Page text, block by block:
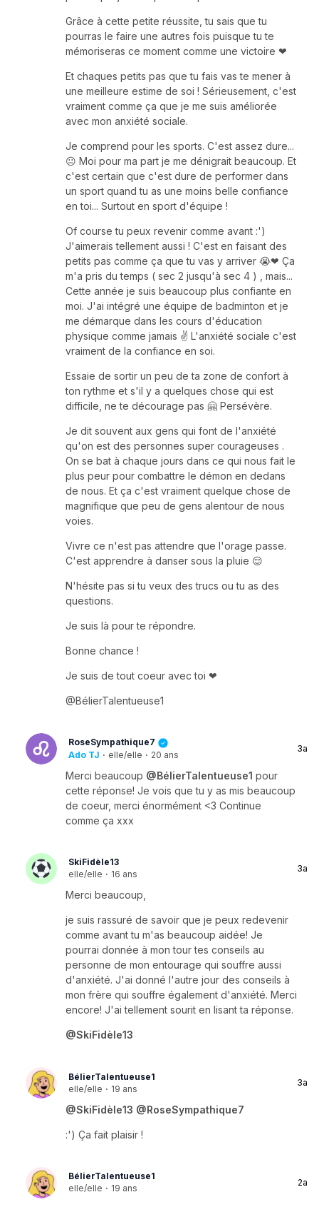
Grâce à cette petite réussite, tu sais que tu
pourras le faire une autres fois puisque tu te
mémoriseras ce moment comme une victoire ❤
Et chaques petits pas que tu fais vas te mener à
une meilleure estime de soi ! Sérieusement, c'est
vraiment comme ça que je me suis améliorée
avec mon anxiété sociale.
Je comprend pour les sports. C'est assez dure...
😐 Moi pour ma part je me dénigrait beaucoup. Et
c'est certain que c'est dure de performer dans
un sport quand tu as une moins belle confiance
en toi... Surtout en sport d'équipe !
Of course tu peux revenir comme avant :')
J'aimerais tellement aussi ! C'est en faisant des
petits pas comme ça que tu vas y arriver 😭❤ Ça
m'a pris du temps ( sec 2 jusqu'à sec 4 ) , mais...
Cette année je suis beaucoup plus confiante en
moi. J'ai intégré une équipe de badminton et je
me démarque dans les cours d'éducation
physique comme jamais ✌ L'anxiété sociale c'est
vraiment de la confiance en soi.
Essaie de sortir un peu de ta zone de confort à
ton rythme et s'il y a quelques chose qui est
difficile, ne te décourage pas 🤗 Persévère.
Je dit souvent aux gens qui font de l'anxiété
qu'on est des personnes super courageuses .
On se bat à chaque jours dans ce qui nous fait le
plus peur pour combattre le démon en dedans
de nous. Et ça c'est vraiment quelque chose de
magnifique que peu de gens alentour de nous
voies.
Vivre ce n'est pas attendre que l'orage passe.
C'est apprendre à danser sous la pluie 😌
N'hésite pas si tu veux des trucs ou tu as des
questions.
Je suis là pour te répondre.
Bonne chance !
Je suis de tout coeur avec toi ❤
@BélierTalentueuse1
RoseSympathique7
Ado TJ · elle/elle · 20 ans
3a
Merci beaucoup @BélierTalentueuse1 pour
cette réponse! Je vois que tu y as mis beaucoup
de coeur, merci énormément <3 Continue
comme ça xxx
SkiFidèle13
elle/elle · 16 ans
3a
Merci beaucoup,
je suis rassuré de savoir que je peux redevenir
comme avant tu m'as beaucoup aidée! Je
pourrai donnée à mon tour tes conseils au
personne de mon entourage qui souffre aussi
d'anxiété. J'ai donné l'autre jour des conseils à
mon frère qui souffre également d'anxiété. Merci
encore! J'ai tellement sourit en lisant ta réponse.
@SkiFidèle13
BélierTalentueuse1
elle/elle · 19 ans
3a
@SkiFidèle13 @RoseSympathique7
:') Ça fait plaisir !
BélierTalentueuse1
elle/elle · 19 ans
2a